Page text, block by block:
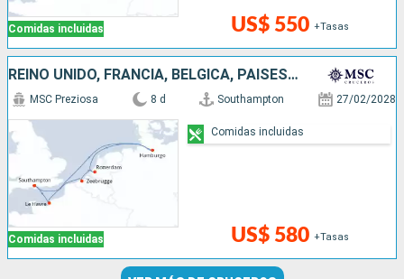
Comidas incluidas US$ 550 +Tasas
REINO UNIDO, FRANCIA, BÉLGICA, PAISES BAJOS, ALEMANIA
Comidas incluidas
MSC Preziosa 8 d Southampton 27/02/2028
US$ 580 +Tasas
Comidas incluidas